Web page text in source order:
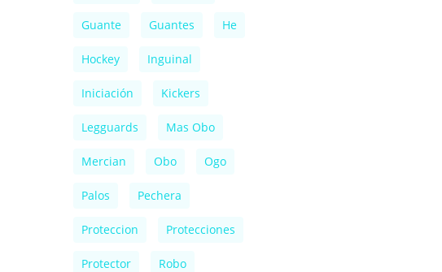
Guante Guantes He
Hockey Inguinal
Iniciación Kickers
Legguards Mas Obo
Mercian Obo Ogo
Palos Pechera
Proteccion Protecciones
Protector Robo